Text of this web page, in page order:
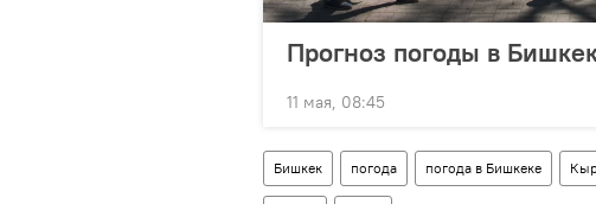
Прогноз погоды в
11 мая, 08:45
Бишкек погода погода в Бишкеке